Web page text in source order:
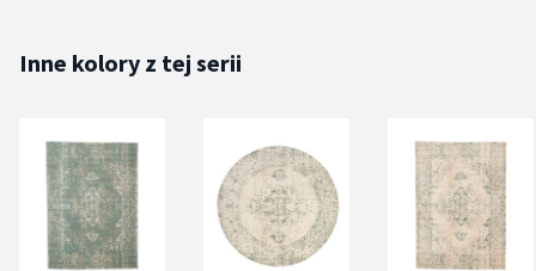
Inne kolory z tej serii